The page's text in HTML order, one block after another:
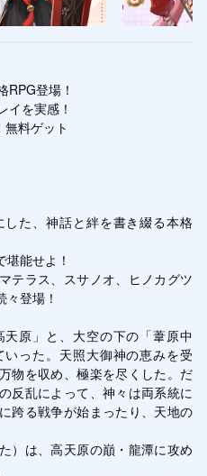
RPG登場！
イを実感！
料ゲット
た、神話と絆を書き綴る本格
能せよ！
テラス、スサノオ、ヒノカグツ
登場！
原」と、大空の下の「葦原中
った。天照大御神の恵みを受
物を収め、極楽を尽くした。だ
反乱によって、神々は両系統に
跨る戦争が始まったり、天地の
）は、高天原の巔・龍潭に攻め